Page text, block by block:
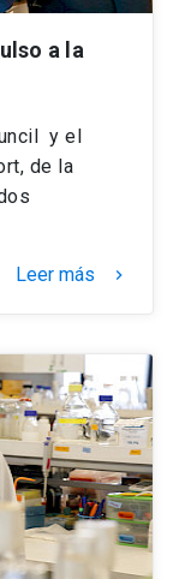
a la
y el
de la
Leer más keyboard_arrow_right